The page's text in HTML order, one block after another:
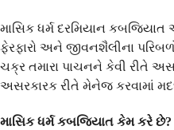
માસિક ધર્મ દરમિયાન
ફેરફારો અને જીવનશૈલીના
ચક્ર તમારા પાચનને કેવી રીતે
અસરકારક રીતે મેનેજ કરવામાં
માસિક ધર્મ કબજિયાત કેમ કરે છે?